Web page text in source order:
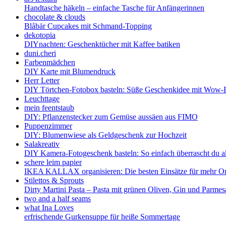
Handtasche häkeln – einfache Tasche für Anfängerinnen
chocolate & clouds
Blåbär Cupcakes mit Schmand-Topping
dekotopia
DIYnachten: Geschenktücher mit Kaffee batiken
duni.cheri
Farbenmädchen
DIY Karte mit Blumendruck
Herr Letter
DIY Törtchen-Fotobox basteln: Süße Geschenkidee mit
Leuchttage
mein feentstaub
DIY: Pflanzenstecker zum Gemüse aussäen aus FIMO
Puppenzimmer
DIY: Blumenwiese als Geldgeschenk zur Hochzeit
Salakreativ
DIY Kamera-Fotogeschenk basteln: So einfach überrascht du
schere leim papier
IKEA KALLAX organisieren: Die besten Einsätze für mehr
Stilettos & Sprouts
Dirty Martini Pasta – Pasta mit grünen Oliven, Gin und
two and a half seams
what Ina Loves
erfrischende Gurkensuppe für heiße Sommertage